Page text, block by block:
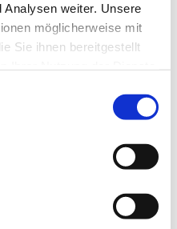
Analysen weiter. Unsere
möglicherweise mit
Sie ihnen bereitgestellt